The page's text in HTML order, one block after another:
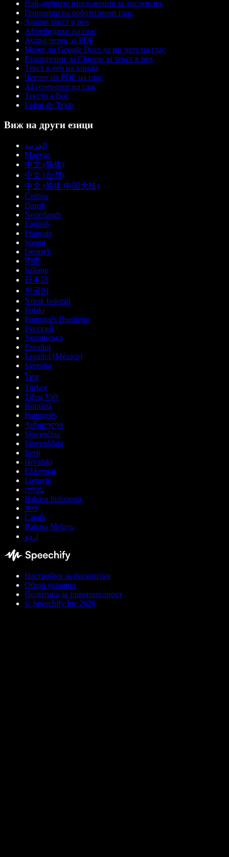
Най-добрите приложения за дислексия
Генератор на роботизиран глас
Аниме текст в реч
AI чейнджър на глас
Аудио четец за PDF
Може ли Google Docs да ми чете на глас
Разширение за Chrome за текст в реч
Текст в реч на хинди
Четене на PDF на глас
AI генератор на глас
Тексто а Вос
Leitor de Texto
Виж на други езици
العربية
Magyar
中文 (简体)
中文 (台灣)
中文 (简体 中国大陆)
Čeština
Dansk
Nederlands
English
Français
Suomi
Deutsch
हिन्दी
Italiano
日本語
한국어
Norsk bokmål
Polski
Português Brasileiro
Русский
Українська
Español
Español (México)
Svenska
ไทย
Türkçe
Tiếng Việt
Română
Português
ქართული
Slovenčina
Slovenščina
Eesti
Hrvatski
Ελληνικά
Lietuvių
עברית
Bahasa Indonesia
বাংলা
Català
Bahasa Melayu
اردو
Настройки за бисквитки
Общи условия
Политика за поверителност
© Speechify Inc 2026